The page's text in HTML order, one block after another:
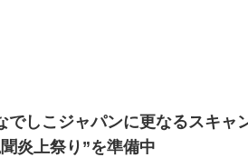
でしこジャパンに更なるスキャ
炎上祭り”を準備中